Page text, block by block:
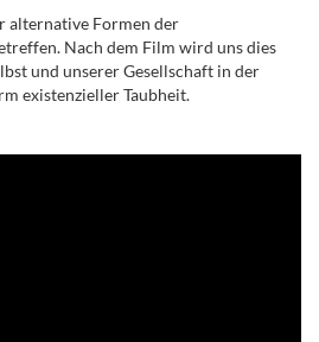
alternative Formen der
Nach dem Film wird uns dies
und unserer Gesellschaft in der
existenzieller Taubheit.